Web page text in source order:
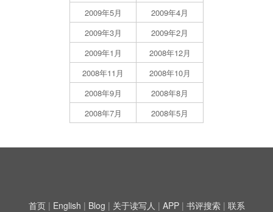
2009年5月
2009年4月
2009年3月
2009年2月
2009年1月
2008年12月
2008年11月
2008年10月
2008年9月
2008年8月
2008年7月
2008年5月
首页| English | Blog | 关于读写人 | APP| 书评搜索| 联系